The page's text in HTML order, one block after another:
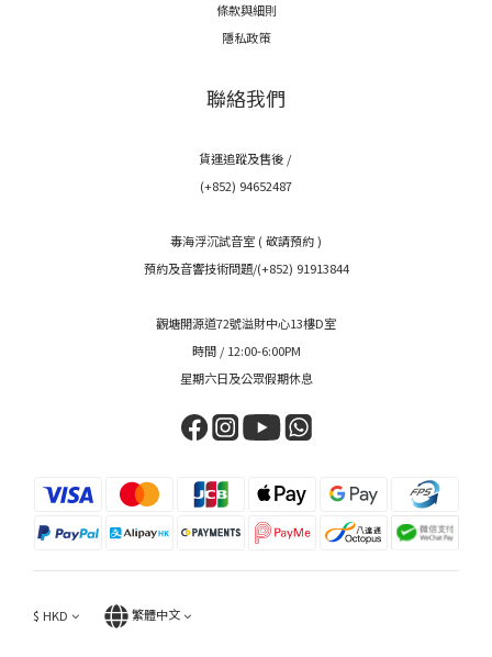
條款與細則
隱私政策
聯絡我們
貨運追蹤及售後 /
(+852) 94652487
毒海浮沉試音室 ( 敬請預約 )
預約及音響技術問題/(+852) 91913844
觀塘開源道72號溢財中心13樓D室
時間 / 12:00-6:00PM
星期六日及公眾假期休息
$ HKD 繁體中文